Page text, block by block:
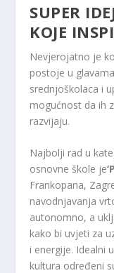
SUPER
KOJE
Nevjerojatno je
postoje u
srednjoškolaca i
mogućnost da ih
razvijaju.
Najbolji rad u
osnovne škole je
Frankopana,
navodnjavanja
autonomno, a
kako bi uvjeti za
i energije. Idealni
kultura određeni